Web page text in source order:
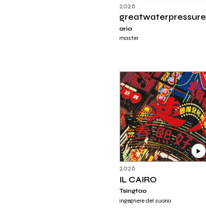
2026
greatwaterpressure
aria
master
2026
IL CAIRO
Tsingtao
ingegnere del suono